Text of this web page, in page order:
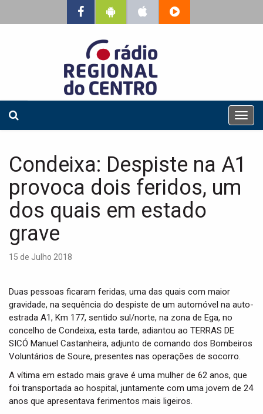
T
o
n
Condeixa: Despiste na A1
provoca dois feridos, um
dos quais em estado
grave
15 de Julho 2018
Duas pessoas ficaram feridas, uma das quais com maior
gravidade, na sequência do despiste de um automóvel na auto-
estrada A1, Km 177, sentido sul/norte, na zona de Ega, no
concelho de Condeixa, esta tarde, adiantou ao TERRAS DE
SICÓ Manuel Castanheira, adjunto de comando dos Bombeiros
Voluntários de Soure, presentes nas operações de socorro.
A vítima em estado mais grave é uma mulher de 62 anos, que
foi transportada ao hospital, juntamente com uma jovem de 24
anos que apresentava ferimentos mais ligeiros.